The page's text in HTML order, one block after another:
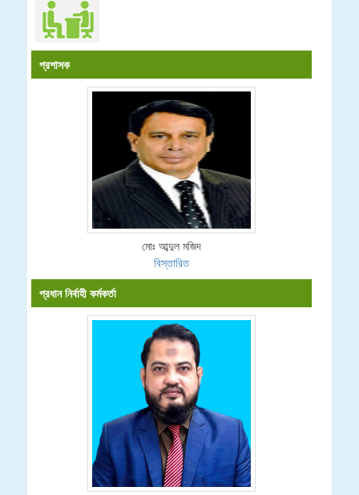
প্রশাসক
মোঃ আব্দুল মজিদ
বিস্তারিত
প্রধান নির্বাহী কর্মকর্তা